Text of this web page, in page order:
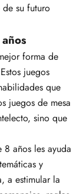
de su futuro
forma de
juegos
que
juegos de mesa
sino que
años les ayuda
y
a estimular la